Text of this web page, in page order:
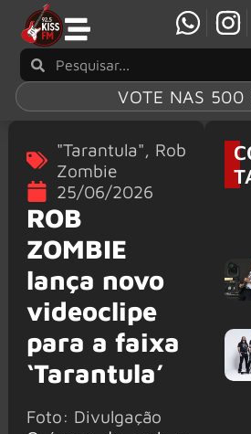
VOTE NAS 500
"Tarantula", Rob
Zombie
25/06/2026
ROB
ZOMBIE
lança novo
videoclipe
para a faixa
‘Tarantula’
Foto: Divulgação